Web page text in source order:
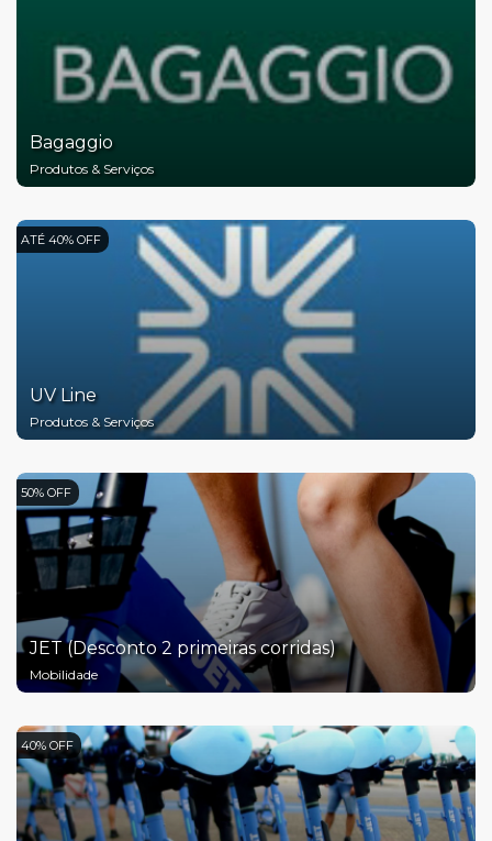
Bagaggio
Produtos & Serviços
ATÉ 40% OFF
UV Line
Produtos & Serviços
50% OFF
JET (Desconto 2 primeiras corridas)
Mobilidade
40% OFF